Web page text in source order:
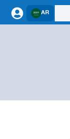
AR